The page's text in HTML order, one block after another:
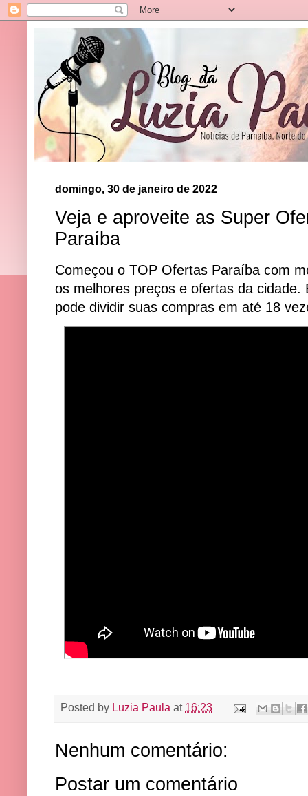
domingo, 30 de janeiro de 2022
Veja e aproveite as Super
Paraíba
Começou o TOP Ofertas Paraíba com
os melhores preços e ofertas da
pode dividir suas compras em até 18
Posted by Luzia Paula at 16:23
Nenhum comentário:
Postar um comentário